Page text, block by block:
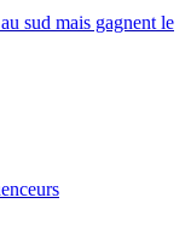
sud mais gagnent le